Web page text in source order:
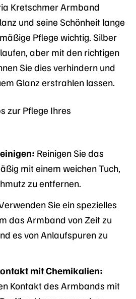
Kretschmer Armband
und seine Schönheit lange
Pflege wichtig. Silber
aber mit den richtigen
Sie dies verhindern und
Glanz erstrahlen lassen.
zur Pflege Ihres
Reinigen Sie das
mit einem weichen Tuch,
zu entfernen.
Sie ein spezielles
das Armband von Zeit zu
es von Anlaufspuren zu
mit Chemikalien:
Kontakt des Armbands mit